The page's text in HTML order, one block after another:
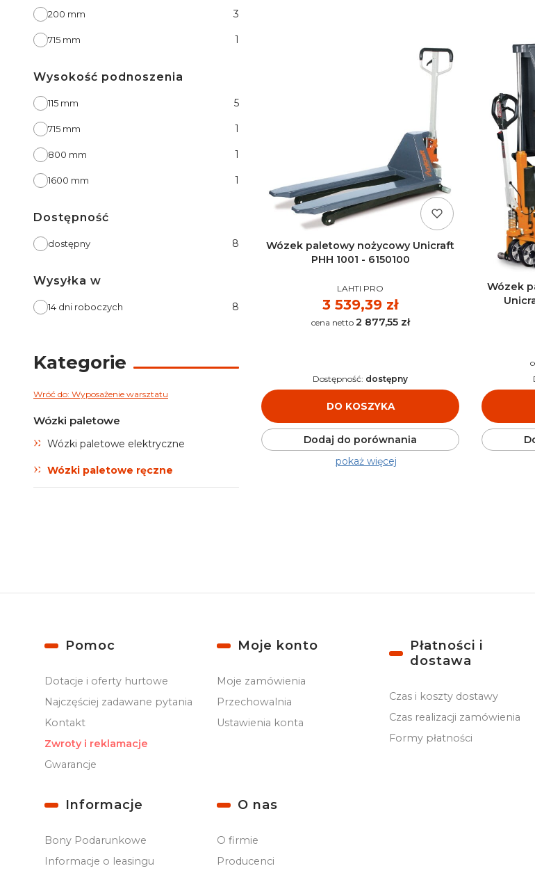
200 mm 3
715 mm 1
Wysokość podnoszenia
Wysokość podnoszenia
115 mm 5
715 mm 1
800 mm 1
1600 mm 1
Dostępność
Dostępność
dostępny 8
Wysyłka w
Wysyłka w
14 dni roboczych 8
Kategorie
Wróć do: Wyposażenie warsztatu
Wózki paletowe
Wózki paletowe elektryczne
Wózki paletowe ręczne
Wózek paletowy nożycowy Unicraft
PHH 1001 - 6150100
PRODUCENT
LAHTI PRO
Cena
3 539,39 zł
Cena 2 877,55 zł
DO KOSZYKA
Dostępność: dostępny
Dodaj do porównania
pokaż więcej
Wózek
Linki w stopce
Pomoc
Dotacje i oferty hurtowe
Najczęściej zadawane pytania
Kontakt
Zwroty i reklamacje
Gwarancje
Moje konto
Moje zamówienia
Przechowalnia
Ustawienia konta
Płatności i
dostawa
Czas i koszty dostawy
Czas realizacji zamówienia
Formy płatności
Informacje
Bony Podarunkowe
Informacje o leasingu
O nas
O firmie
Producenci